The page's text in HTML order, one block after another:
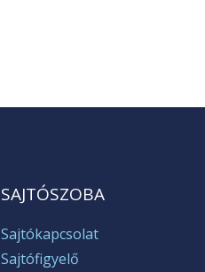
SAJTÓSZOBA
Sajtókapcsolat
Sajtófigyelő